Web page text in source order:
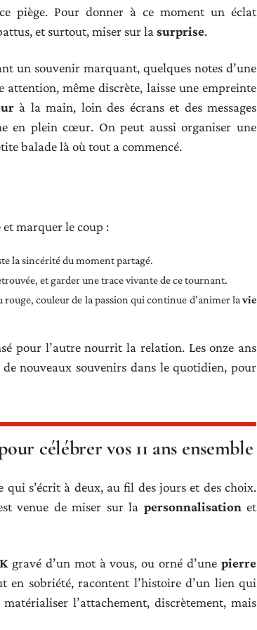
piège. Pour donner à ce moment un éclat
et surtout, miser sur la surprise.
un souvenir marquant, quelques notes d’une
attention, même discrète, laisse une empreinte
à la main, loin des écrans et des messages
en plein cœur. On peut aussi organiser une
balade là où tout a commencé.
marquer le coup :
la sincérité du moment partagé.
et garder une trace vivante de ce tournant.
couleur de la passion qui continue d’animer lavie
pour l’autre nourrit la relation. Les onze ans
nouveaux souvenirs dans le quotidien, pour
célébrer vos 11 ans ensemble
qui s’écrit à deux, au fil des jours et des choix.
venue de miser sur la personnalisation et
gravé d’un mot à vous, ou orné d’unepierre
en sobriété, racontent l’histoire d’un lien qui
l’attachement, discrètement, mais